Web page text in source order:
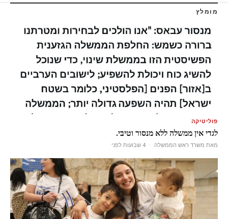
מומלץ
פוליטיקה
לגדי אין ממשלה ללא מנסור וטיבי.
מאת משרד ראש הממשלה · 4 שבועות לפני